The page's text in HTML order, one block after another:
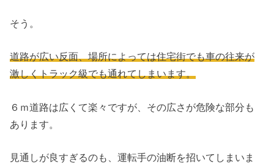
そう。
道路が広い反面、場所によっては住宅街でも車の往来が
激しくトラック級でも通れてしまいます。
６ｍ道路は広くて楽々ですが、その広さが危険な部分も
あります。
見通しが良すぎるのも、運転手の油断を招いてしまいま